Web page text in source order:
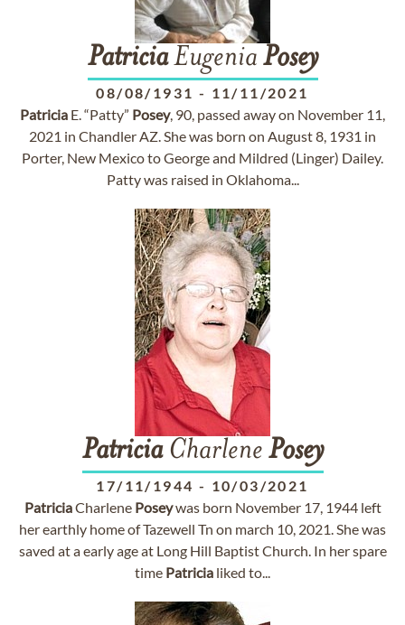
PatriciaEugenia Posey
08/08/1931 - 11/11/2021
Patricia E. “Patty” Posey, 90, passed away on November 11,
2021 in Chandler AZ. She was born on August 8, 1931 in
Porter, New Mexico to George and Mildred (Linger) Dailey.
Patty was raised in Oklahoma...
PatriciaCharlene Posey
17/11/1944 - 10/03/2021
PatriciaCharlene Poseywas born November 17, 1944 left
her earthly home of Tazewell Tn on march 10, 2021. She was
saved at a early age at Long Hill Baptist Church. In her spare
time Patricia liked to...